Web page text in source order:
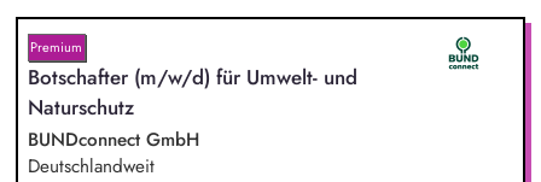
Premium
Botschafter (m/w/d) für Umwelt- und
Naturschutz
BUNDconnect GmbH
Deutschlandweit